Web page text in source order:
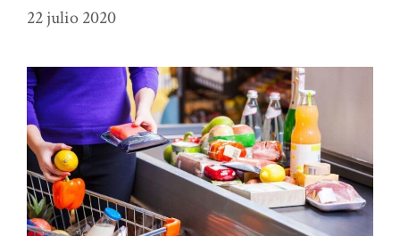
22 julio 2020